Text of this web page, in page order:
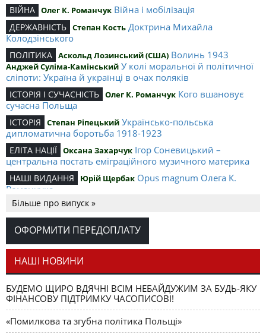
ВІЙНА Олег К. Романчук Війна і мобілізація
ДЕРЖАВНІСТЬ Степан Кость Доктрина Михайла
Колодзінського
ПОЛІТИКА Аскольд Лозинський (США) Волинь 1943
Анджей Суліма-Камінський У колі моральної й політичної
сліпоти: Україна й українці в очах поляків
ІСТОРІЯ І СУЧАСНІСТЬ Олег К. Романчук Кого вшановує
сучасна Польща
ІСТОРІЯ Степан Ріпецький Українсько-польська
дипломатична боротьба 1918-1923
ЕЛІТА НАЦІЇ Оксана Захарчук Ігор Соневицький –
центральна постать еміграційного музичного материка
НАШІ ВИДАННЯ Юрій Щербак Opus magnum Олега К.
Романчука
РЕЦЕНЗІЇ Петро Іванишин
Романчука
СЛОВО РЕДАКЦІЙНЕ Олег К. Романчук
як уособлення української політстратегії й тактики
Більше про випуск »
ОФОРМИТИ ПЕРЕДОПЛАТУ
НАШІ НОВИНИ
БУДЕМО ЩИРО ВДЯЧНІ ВСІМ НЕБАЙДУЖИМ ЗА БУДЬ-ЯКУ
ФІНАНСОВУ ПІДТРИМКУ ЧАСОПИСОВІ!
«Помилкова та згубна політика Польщі»